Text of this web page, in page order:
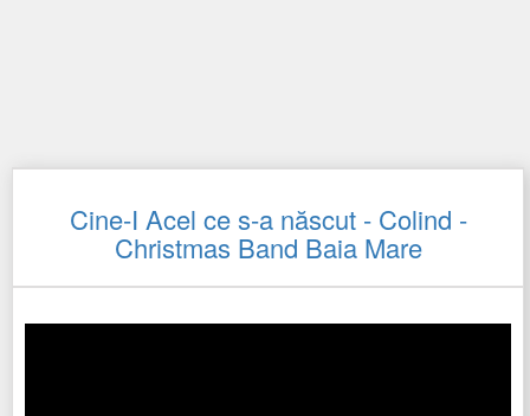
Cine-I Acel ce s-a născut - Colind -
Christmas Band Baia Mare